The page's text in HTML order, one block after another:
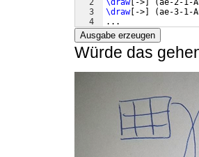
2
3
4
\draw[ -> (ae-2-1-
\draw[ -> (ae-3-1-
...
Ausgabe erzeugen
Würde das